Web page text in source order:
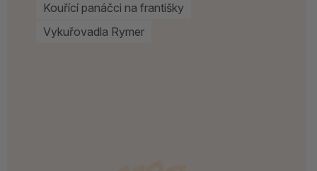
Kouřící panáčci na františky
Vykuřovadla Rymer